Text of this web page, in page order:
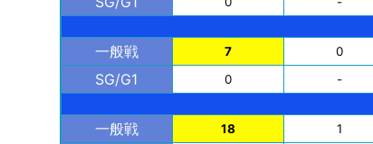
一般戦 7 0
SG/G1 0 -
一般戦 18 1